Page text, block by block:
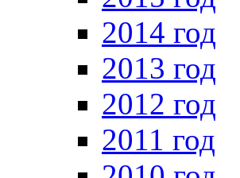
2014 год
2013 год
2012 год
2011 год